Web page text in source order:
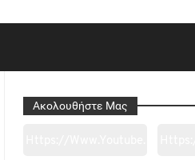
Ακολουθήστε Μας